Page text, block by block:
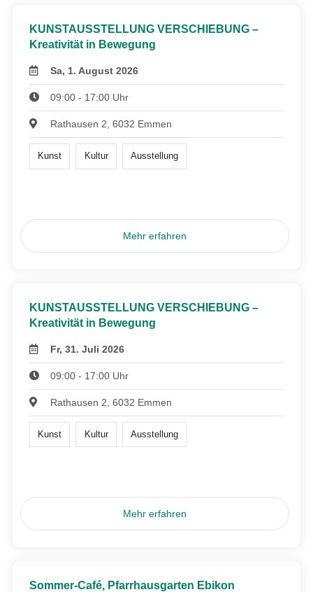
KUNSTAUSSTELLUNG VERSCHIEBUNG –
Kreativität in Bewegung
Sa, 1. August 2026
09:00 - 17:00 Uhr
Rathausen 2, 6032 Emmen
Kunst Kultur Ausstellung
Mehr erfahren
KUNSTAUSSTELLUNG VERSCHIEBUNG –
Kreativität in Bewegung
Fr, 31. Juli 2026
09:00 - 17:00 Uhr
Rathausen 2, 6032 Emmen
Kunst Kultur Ausstellung
Mehr erfahren
Sommer-Café, Pfarrhausgarten Ebikon